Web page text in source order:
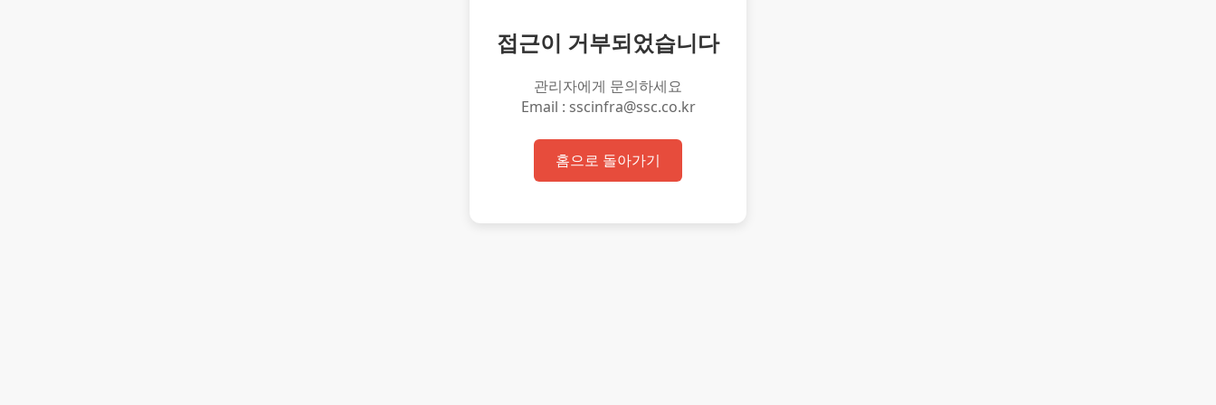
접근이 거부되었습니다
관리자에게 문의하세요
Email : sscinfra@ssc.co.kr
홈으로 돌아가기